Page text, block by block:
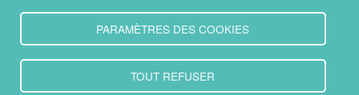
PARAMÈTRES DES COOKIES
TOUT REFUSER
Opération soutenue par l'État dans le cadre de l'AMI «